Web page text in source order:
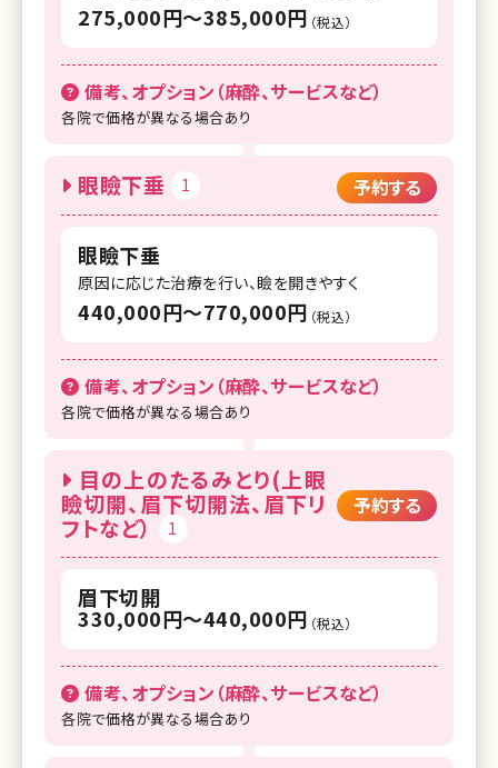
275,000円〜385,000円 （税込）
備考、オプション（麻酔、サービスなど）
各院で価格が異なる場合あり
眼瞼下垂 1 予約する
眼瞼下垂
原因に応じた治療を行い、瞼を開きやすく
440,000円〜770,000円 （税込）
備考、オプション（麻酔、サービスなど）
各院で価格が異なる場合あり
目の上のたるみとり(上眼
瞼切開、眉下切開法、眉下リ
フトなど）
1
予約する
眉下切開
330,000円〜440,000円 （税込）
備考、オプション（麻酔、サービスなど）
各院で価格が異なる場合あり